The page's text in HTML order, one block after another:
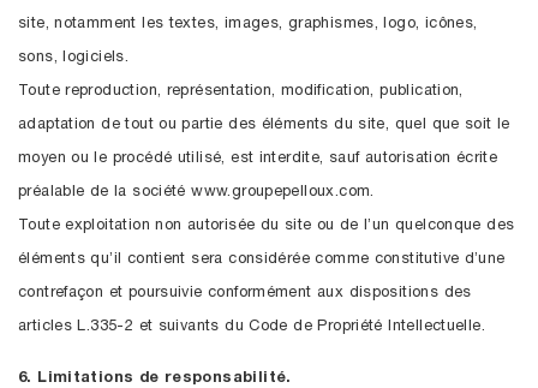
site, notamment les textes, images, graphismes, logo, icônes,
sons, logiciels.
Toute reproduction, représentation, modification, publication,
adaptation de tout ou partie des éléments du site, quel que soit le
moyen ou le procédé utilisé, est interdite, sauf autorisation écrite
préalable de la société www.groupepelloux.com.
Toute exploitation non autorisée du site ou de l’un quelconque des
éléments qu’il contient sera considérée comme constitutive d’une
contrefaçon et poursuivie conformément aux dispositions des
articles L.335-2 et suivants du Code de Propriété Intellectuelle.
6. Limitations de responsabilité.